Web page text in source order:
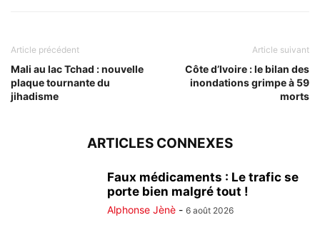
Article précédent
Mali au lac Tchad : nouvelle
plaque tournante du
jihadisme
Article suivant
Côte d’Ivoire : le bilan des
inondations grimpe à 59
morts
ARTICLES CONNEXES
Faux médicaments : Le trafic se
porte bien malgré tout !
Alphonse Jènè - 6 août 2026